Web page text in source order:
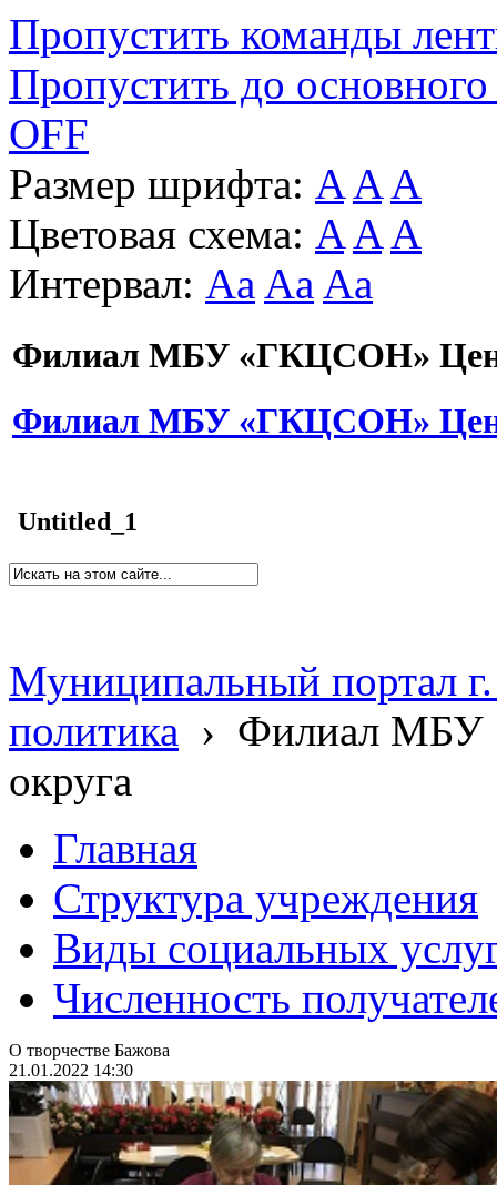
Пропустить команды
Пропустить до основного
OFF
Размер шрифта: A A A
Цветовая схема: A A A
Интервал: Aa Aa Aa
Филиал МБУ «ГКЦСОН»
Филиал МБУ «ГКЦСОН»
Untitled_1
Муниципальный портал
политика › Филиал МБУ
округа
Главная
Структура учреждения
Виды социальных
Численность
О творчестве Бажова
21.01.2022 14:30